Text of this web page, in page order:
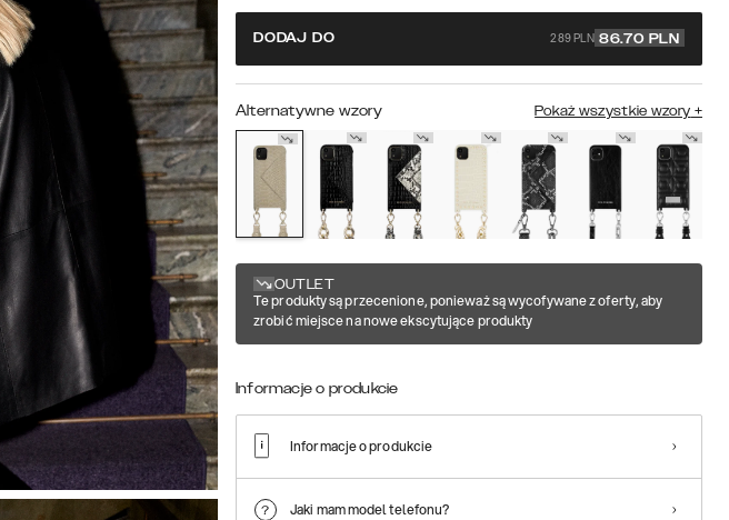
DODAJ DO 289 PLN 86.70 PLN
Alternatywne wzory Pokaż wszystkie wzory +
OUTLET
Te produkty są przecenione, ponieważ są wycofywane z oferty, aby
zrobić miejsce na nowe ekscytujące produkty
Informacje o produkcie
Informacje o produkcie
Jaki mam model telefonu?